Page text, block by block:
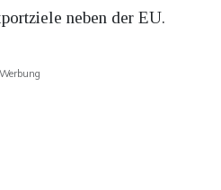
neben der EU.
Werbung